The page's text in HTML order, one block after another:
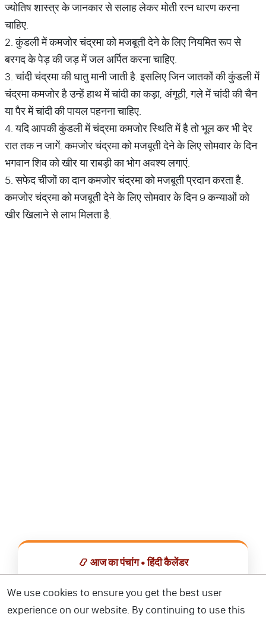
ज्योतिष शास्त्र के जानकार से सलाह लेकर मोती रत्न धारण करना
चाहिए.
2. कुंडली में कमजोर चंद्रमा को मजबूती देने के लिए नियमित रूप से
बरगद के पेड़ की जड़ में जल अर्पित करना चाहिए.
3. चांदी चंद्रमा की धातु मानी जाती है. इसलिए जिन जातकों की कुंडली में
चंद्रमा कमजोर है उन्हें हाथ में चांदी का कड़ा, अंगूठी, गले में चांदी की चैन
या पैर में चांदी की पायल पहनना चाहिए.
4. यदि आपकी कुंडली में चंद्रमा कमजोर स्थिति में है तो भूल कर भी देर
रात तक न जागें. कमजोर चंद्रमा को मजबूती देने के लिए सोमवार के दिन
भगवान शिव को खीर या राबड़ी का भोग अवश्य लगाएं.
5. सफेद चीजों का दान कमजोर चंद्रमा को मजबूती प्रदान करता है.
कमजोर चंद्रमा को मजबूती देने के लिए सोमवार के दिन 9 कन्याओं को
खीर खिलाने से लाभ मिलता है.
📿 आज का पंचांग • हिंदी कैलेंडर
📅 हिंदी कैलेंडर ऐप डाउनलोड करें
We use cookies to ensure you get the best user
experience on our website. By continuing to use this